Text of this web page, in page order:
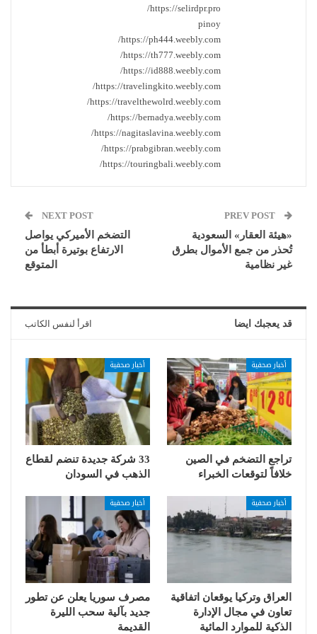
https://selirdpr.pro/
pinoy
https://ph444.weebly.com/
https://th777.weebly.com/
https://id888.weebly.com/
https://travelingkito.weebly.com/
https://travelthewolrd.weebly.com/
https://bernadya.weebly.com/
https://nagitaslavina.weebly.com/
https://prabgibran.weebly.com/
https://touringbali.weebly.com/
«هيئة العقار» السعودية
تُحذر من جمع الأموال بطرق
غير نظامية
NEXT POST
التضخم الأميركي يواصل
الارتفاع بوتيرة أبطأ من
المتوقع
قد يعجبك ايضا اقرأ لنفس الكاتب
أخبار صحفية
تراجع التضخم في الصين
خلافاً لتوقعات الخبراء
أخبار صحفية
33 شركة جديدة تنضم لقطاع
الذهب في السودان
أخبار صحفية
العراق وتركيا يوقعان اتفاقية
تعاون في مجال الإدارة
الذكية للموارد المائية
أخبار صحفية
مصرف سوريا يعلن عن تطور
جديد بآلية سحب الليرة
القديمة